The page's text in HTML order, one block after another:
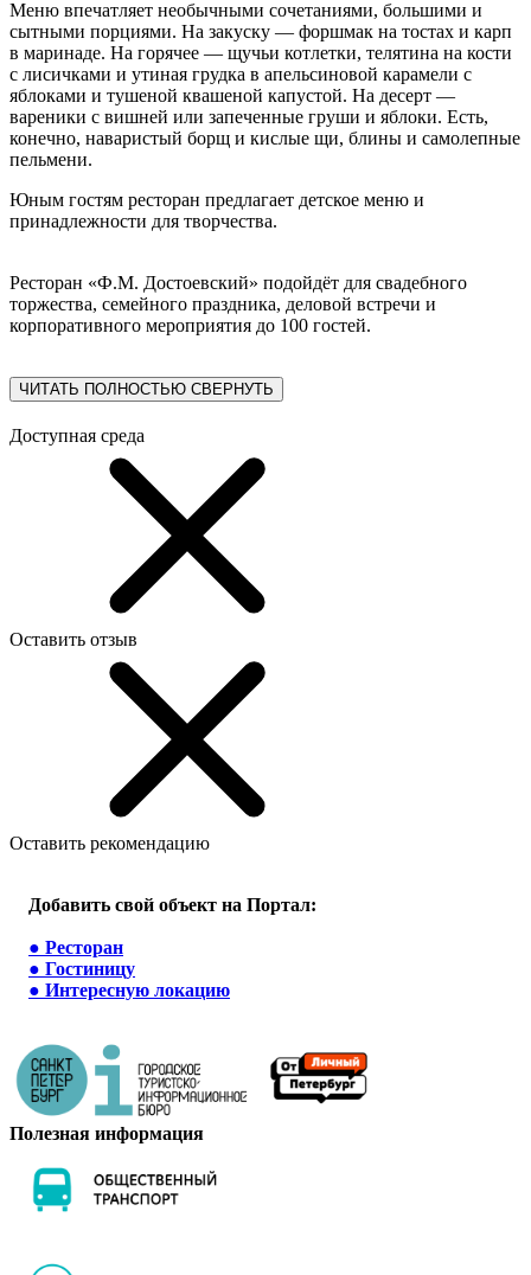
Меню впечатляет необычными сочетаниями, большими и
сытными порциями. На закуску — форшмак на тостах и карп
в маринаде. На горячее — щучьи котлетки, телятина на кости
с лисичками и утиная грудка в апельсиновой карамели с
яблоками и тушеной квашеной капустой. На десерт —
вареники с вишней или запеченные груши и яблоки. Есть,
конечно, наваристый борщ и кислые щи, блины и самолепные
пельмени.
Юным гостям ресторан предлагает детское меню и
принадлежности для творчества.
Ресторан «Ф.М. Достоевский» подойдёт для свадебного
торжества, семейного праздника, деловой встречи и
корпоративного мероприятия до 100 гостей.
ЧИТАТЬ ПОЛНОСТЬЮ СВЕРНУТЬ
Доступная среда
Оставить отзыв
Оставить рекомендацию
Добавить свой объект на Портал:
● Ресторан
● Гостиницу
● Интересную локацию
Полезная информация